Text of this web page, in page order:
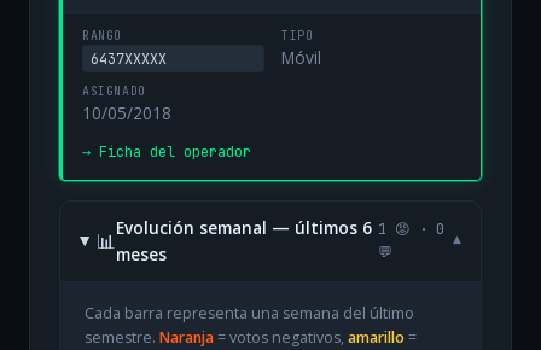
RANGO
6437XXXXX
TIPO
Móvil
ASIGNADO
10/05/2018
→ Ficha del operador
📊
Evolución semanal — últimos 6
meses
1 😡 · 0
💬
▾
Cada barra representa una semana del último
semestre. Naranja= votos negativos, amarillo =